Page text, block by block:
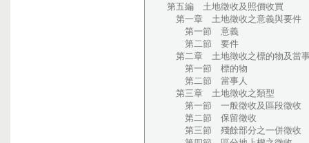
第五編 土地徵收及照價收買
第一章 土地徵收之意義與要件
第一節 意義
第二節 要件
第二章 土地徵收之標的物及當
第一節 標的物
第二節 當事人
第三章 土地徵收之類型
第一節 一般徵收及區段徵收
第二節 保留徵收
第三節 殘餘部分之一併徵收